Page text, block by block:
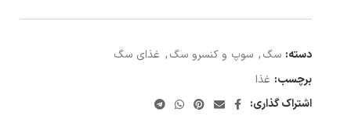
دسته: سگ, سوپ و کنسرو سگ, غذای سگ
برچسب: غذا
اشتراک گذاری: